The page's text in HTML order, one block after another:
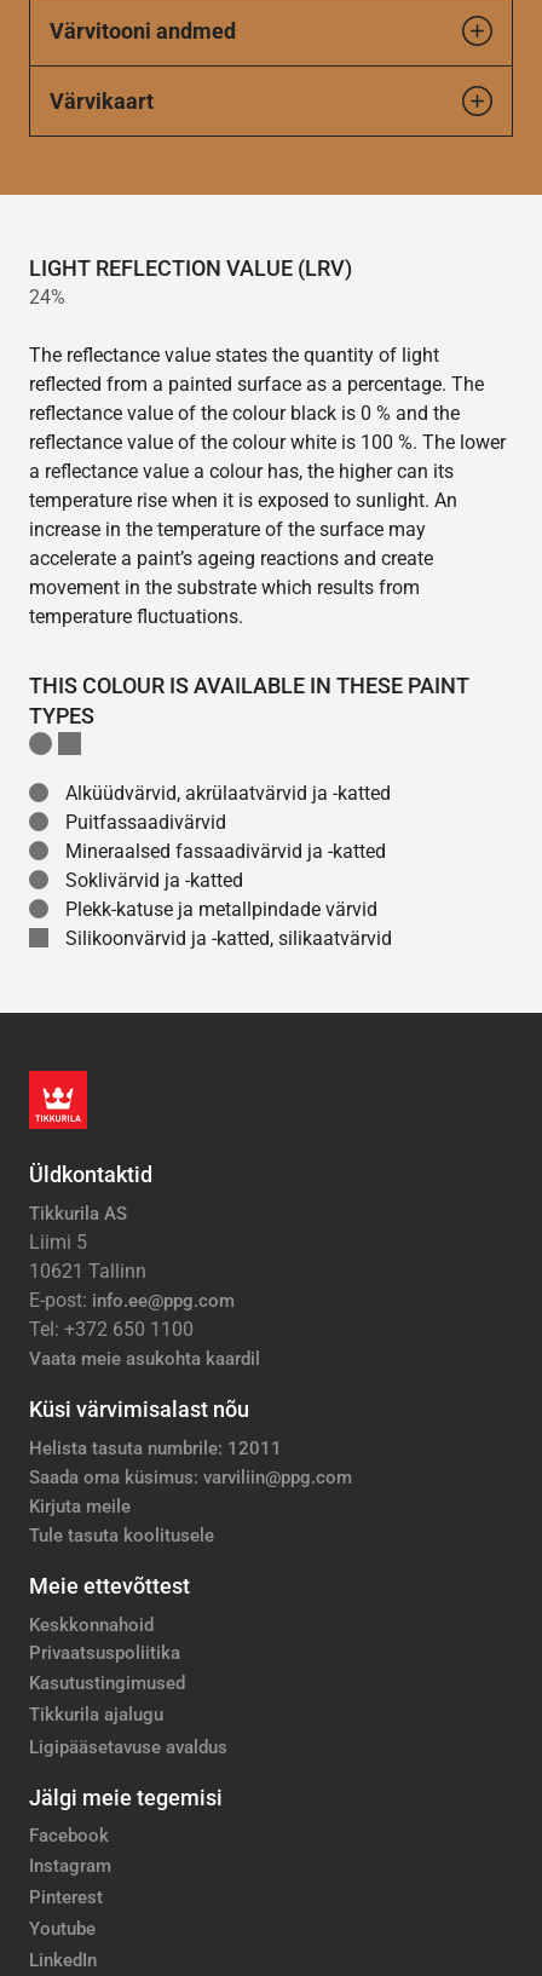
Värvitooni andmed
Värvikaart
LIGHT REFLECTION VALUE (LRV)
24%
The reflectance value states the quantity of light
reflected from a painted surface as a percentage. The
reflectance value of the colour black is 0 % and the
reflectance value of the colour white is 100 %. The lower
a reflectance value a colour has, the higher can its
temperature rise when it is exposed to sunlight. An
increase in the temperature of the surface may
accelerate a paint’s ageing reactions and create
movement in the substrate which results from
temperature fluctuations.
THIS COLOUR IS AVAILABLE IN THESE PAINT
TYPES
Alküüdvärvid, akrülaatvärvid ja -katted
Puitfassaadivärvid
Mineraalsed fassaadivärvid ja -katted
Soklivärvid ja -katted
Plekk-katuse ja metallpindade värvid
Silikoonvärvid ja -katted, silikaatvärvid
Üldkontaktid
Tikkurila AS
Liimi 5
10621 Tallinn
E-post: info.ee@ppg.com
Tel: +372 650 1100
Vaata meie asukohta kaardil
Küsi värvimisalast nõu
Helista tasuta numbrile: 12011
Saada oma küsimus: varviliin@ppg.com
Kirjuta meile
Tule tasuta koolitusele
Meie ettevõttest
Keskkonnahoid
Privaatsuspoliitika
Kasutustingimused
Tikkurila ajalugu
Ligipääsetavuse avaldus
Jälgi meie tegemisi
Facebook
Instagram
Pinterest
Youtube
LinkedIn